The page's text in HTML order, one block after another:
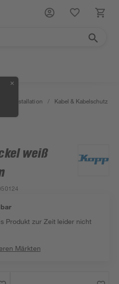
✕
/ Kabel & Kabelschutz
weiß
Produkt zur Zeit leider nicht
Märkten